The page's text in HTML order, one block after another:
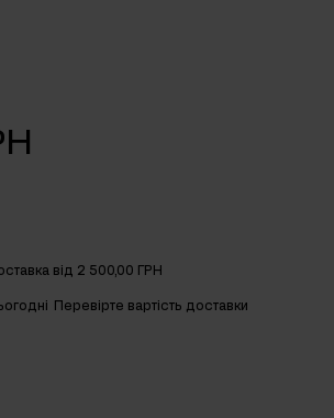
від 2 500,00 ГРН
Перевірте вартість доставки